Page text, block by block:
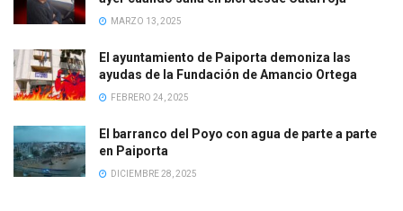
MARZO 13, 2025
El ayuntamiento de Paiporta demoniza las
ayudas de la Fundación de Amancio Ortega
FEBRERO 24, 2025
El barranco del Poyo con agua de parte a parte
en Paiporta
DICIEMBRE 28, 2025